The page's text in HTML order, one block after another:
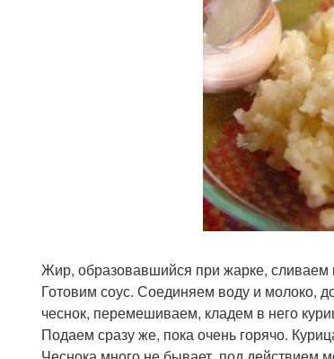
Жир, образовавшийся при жарке, сливаем
Готовим соус. Соединяем воду и молоко,
чеснок, перемешиваем, кладем в него
Подаем сразу же, пока очень горячо.